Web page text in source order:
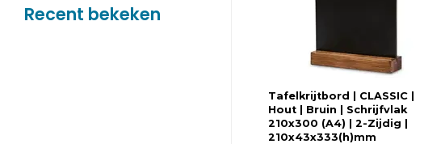
Recent bekeken
Tafelkrijtbord | CLASSIC |
Hout | Bruin | Schrijfvlak
210x300 (A4) | 2-Zijdig |
210x43x333(h)mm